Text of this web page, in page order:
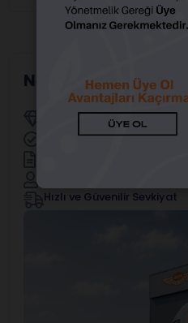
Neden Alfa Dental?
Yetkili Distribütörler
Resmi Marka Distribütörü
Hızlı ve Güvenilir Sevkiyat